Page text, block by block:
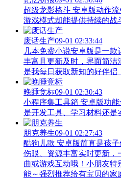
超级龙影格斗 安卓版动作
游戏模式却能提供持续的战
废话生产09-01 02:33:44
几本免费小说安卓版是一
丰富且更新及时，界面简
是我每日获取新知的好伴侣
晚睡竞标09-01 02:30:43
小程序集工具箱 安卓版功
是开发工具、学习材料还是
朋克养生09-01 02:27:43
酷狗儿歌 安卓版简直是孩
伤眼、资源丰富实时更新，
曲或游戏互动哦！小朋友
能～强烈推荐给有宝贝的家